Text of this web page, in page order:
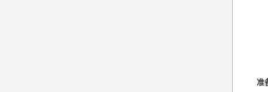
准